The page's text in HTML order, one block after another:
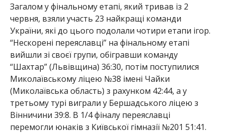
Загалом у фінальному етапі, який тривав із 2
червня, взяли участь 23 найкращі команди
України, які до цього подолали чотири етапи ігор.
“Нескорені переяславці” на фінальному етапі
вийшли зі своєї групи, обігравши команду
“Шахтар” (Львівщина) 36:30, потім поступилися
Миколаївському ліцею №38 імені Чайки
(Миколаївська область) з рахунком 42:44, а у
третьому турі виграли у Бершадського ліцею з
Вінничини 39:8. В 1/4 фіналу переяславці
перемогли юнаків з Київської гімназії №201 51:41.